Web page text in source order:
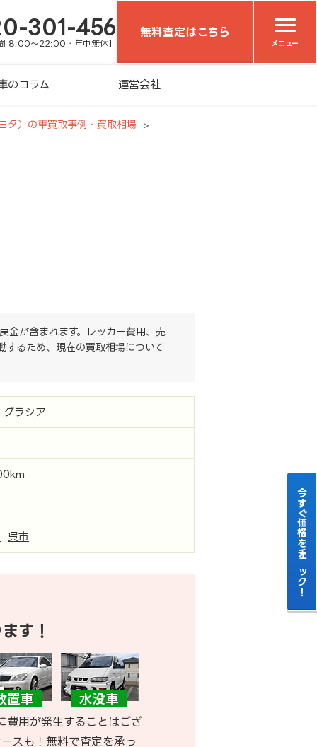
301-456
8:00～22:00・年中無休】
無料査定はこちら
メニュー
のコラム 運営会社
タ）の車買取事例・買取相場
金が含まれます。レッカー費用、売
するため、現在の買取相場について
グラシア
呉市
す！
費用が発生することはござ
スも！無料で査定を承っ
今すぐ価格をチェック！